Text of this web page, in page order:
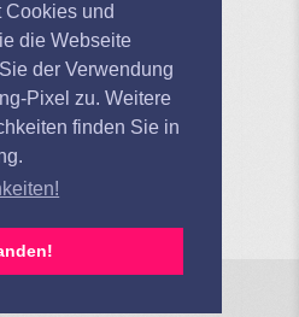
Cookies und
die Webseite
der Verwendung
Pixel zu. Weitere
finden Sie in